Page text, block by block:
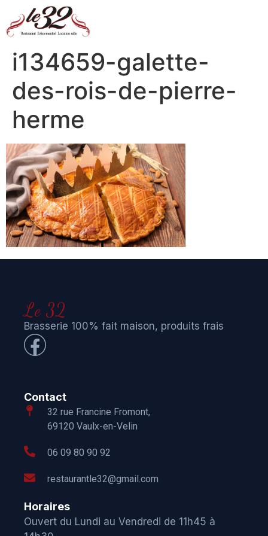
i134659-galette-
des-rois-de-pierre-
herme
Le 32
Brasserie 100% fait maison, produits frais
Contact
32 rue Francine Fromont,
69120 Vaulx-en-Velin
06 09 80 90 92
restaurantle32@gmail.com
Horaires
Ouvert du Lundi au Vendredi de 11h45 à